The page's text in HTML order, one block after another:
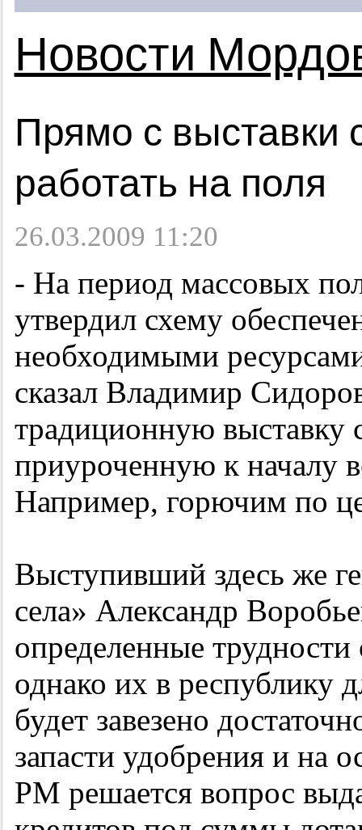
Новости
Прямо с выставки
работать на поля
26.03.2009 11:20
- На период массовых
утвердил схему
необходимыми
сказал Владимир
традиционную выставку
приуроченную к началу
Например, горючим по
Выступивший здесь же
села» Александр
определенные
однако их в республику
будет завезено
запасти удобрения и на
РМ решается вопрос